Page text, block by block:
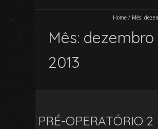
Home / Mês:
Mês: dezembro
2013
PRÉ-OPERATÓRIO 2